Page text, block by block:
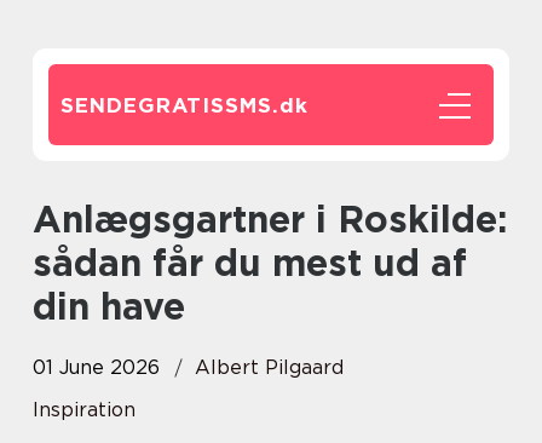
SENDEGRATISSMS.dk
Anlægsgartner i Roskilde:
sådan får du mest ud af
din have
01 June 2026
Albert Pilgaard
Inspiration